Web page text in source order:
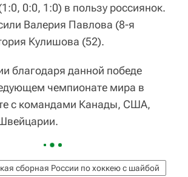
0:0, 1:0) в пользу россиянок.
Валерия Павлова (8-я
Кулишова (52).
благодаря данной победе
чемпионате мира в
с командами Канады, США,
сборная России по хоккею с шайбой